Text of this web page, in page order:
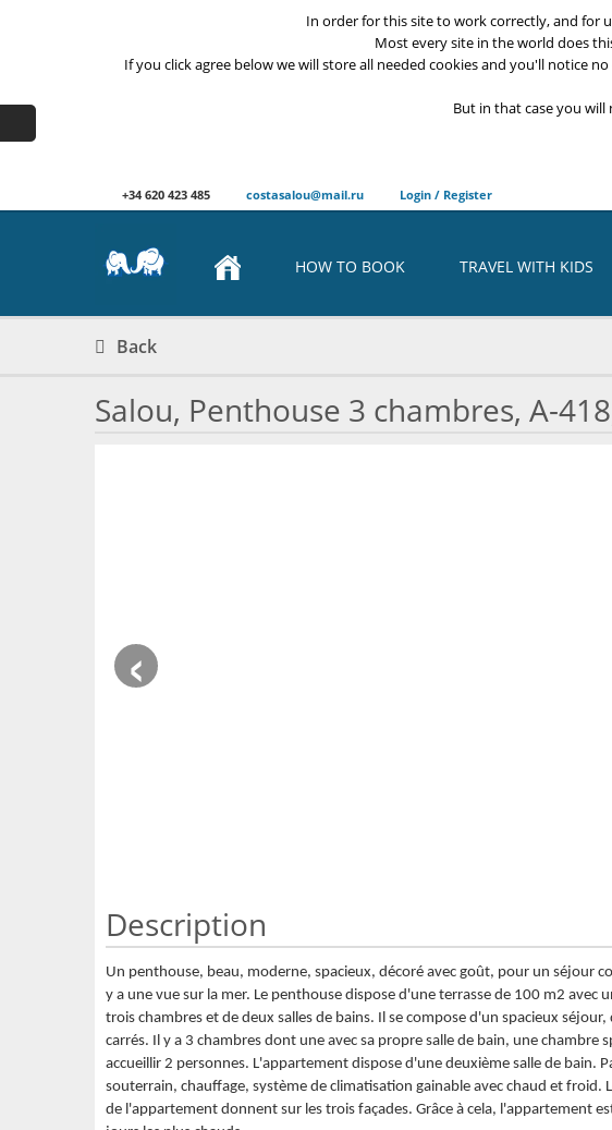
In order for this site to work correctly, and for
Most every site in the world does
If you click agree below we will store all needed cookies and you'll notice
But in that case you
+34 620 423 485 costasalou@mail.ru Login / Register
HOW TO BOOK TRAVEL WITH KIDS
Back
Salou, Penthouse 3 chambres, A-
‹
Description
Un penthouse, beau, moderne, spacieux, décoré avec goût, pour un séjour
y a une vue sur la mer. Le penthouse dispose d'une terrasse de 100 m2 avec
trois chambres et de deux salles de bains. Il se compose d'un spacieux
carrés. Il y a 3 chambres dont une avec sa propre salle de bain, une
accueillir 2 personnes. L'appartement dispose d'une deuxième salle de bain.
souterrain, chauffage, système de climatisation gainable avec chaud et froid.
de l'appartement donnent sur les trois façades. Grâce à cela, l'appartement